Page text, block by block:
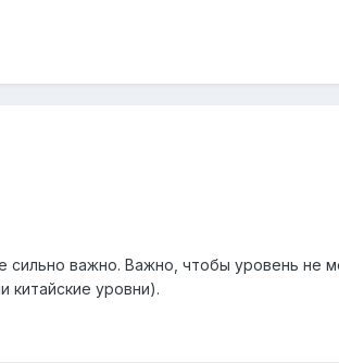
важно. Важно, чтобы уровень не
китайские уровни).